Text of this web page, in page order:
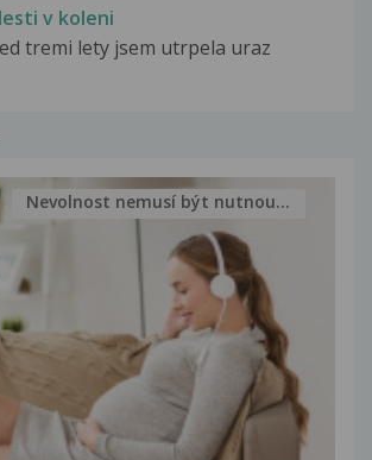
v koleni
tremi lety jsem utrpela uraz
Nevolnost nemusí být nutnou...